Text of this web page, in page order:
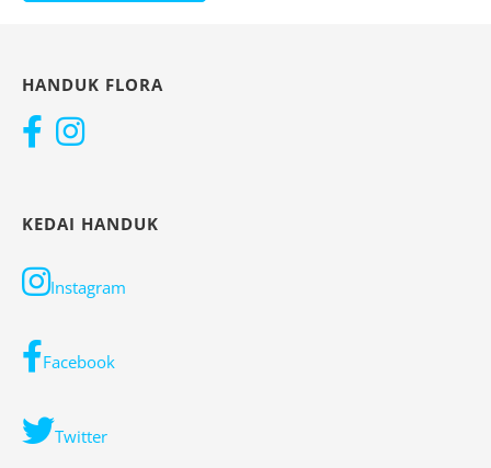
HANDUK FLORA
KEDAI HANDUK
Instagram
Facebook
Twitter